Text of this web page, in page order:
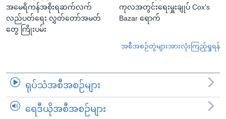
အမေရိကန်အစိုးရဆက်လက်
လည်ပတ်ရေး လွှတ်တော်အမတ်
တွေ ကြိုးပမ်း
ကုလအတွင်းရေးမှူးချုပ် Cox's
Bazar ရောက်
အစီအစဉ်တွဲများအားလုံးကြည့်ရှုရန်
ရုပ်သံအစီအစဉ်များ
ရေဒီယိုအစီအစဉ်များ